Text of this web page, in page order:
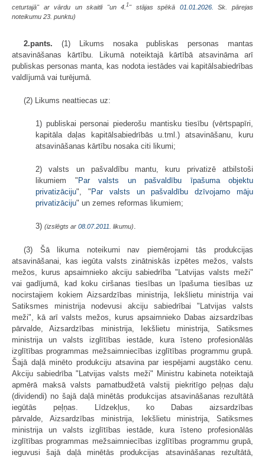
ceturtajā" ar vārdu un skaitli "un 4.1 " stājas spēkā 01.01.2026.
Sk. pārejas
noteikumu 23. punktu)
2.pants. (1) Likums nosaka publiskas personas mantas
atsavināšanas kārtību. Likumā noteiktajā kārtībā atsavināma arī
publiskas personas manta, kas nodota iestādes vai kapitālsabiedrības
valdījumā vai turējumā.
(2) Likums neattiecas uz:
1) publiskai personai piederošu mantisku tiesību (vērtspapīri,
kapitāla daļas kapitālsabiedrībās u.tml.) atsavināšanu, kuru
atsavināšanas kārtību nosaka citi likumi;
2) valsts un pašvaldību mantu, kuru privatizē atbilstoši
likumiem " Par valsts un pašvaldību īpašuma objektu
privatizāciju", " Par valsts un pašvaldību dzīvojamo māju
privatizāciju" un zemes reformas likumiem;
3) (izslēgts ar 08.07.2011 . likumu)
(3) Šā likuma noteikumi nav piemērojami tās produkcijas
atsavināšanai, kas iegūta valsts zinātniskās izpētes mežos, valsts
mežos, kurus apsaimnieko akciju sabiedrība "Latvijas valsts meži"
vai gadījumā, kad koku ciršanas tiesības un īpašuma tiesības uz
nocirstajiem kokiem Aizsardzības ministrija, Iekšlietu ministrija vai
Satiksmes ministrija nodevusi akciju sabiedrībai "Latvijas valsts
meži", kā arī valsts mežos, kurus apsaimnieko Dabas aizsardzības
pārvalde, Aizsardzības ministrija, Iekšlietu ministrija, Satiksmes
ministrija un valsts izglītības iestāde, kura īsteno profesionālās
izglītības programmas mežsaimniecības izglītības programmu grupā.
Šajā daļā minēto produkciju atsavina par iespējami augstāko cenu.
Akciju sabiedrība "Latvijas valsts meži" Ministru kabineta noteiktajā
apmērā maksā valsts pamatbudžetā valstij piekritīgo peļņas daļu
(dividendi) no šajā daļā minētās produkcijas atsavināšanas rezultātā
iegūtās peļņas. Līdzekļus, ko Dabas aizsardzības
pārvalde, Aizsardzības ministrija, Iekšlietu ministrija, Satiksmes
ministrija un valsts izglītības iestāde, kura īsteno profesionālās
izglītības programmas mežsaimniecības izglītības programmu grupā,
ieguvusi šajā daļā minētās produkcijas atsavināšanas rezultātā,